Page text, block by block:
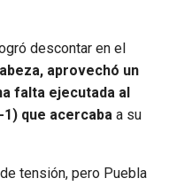
descontar en el
aprovechó un
falta ejecutada al
que acercaba a su
tensión, pero Puebla